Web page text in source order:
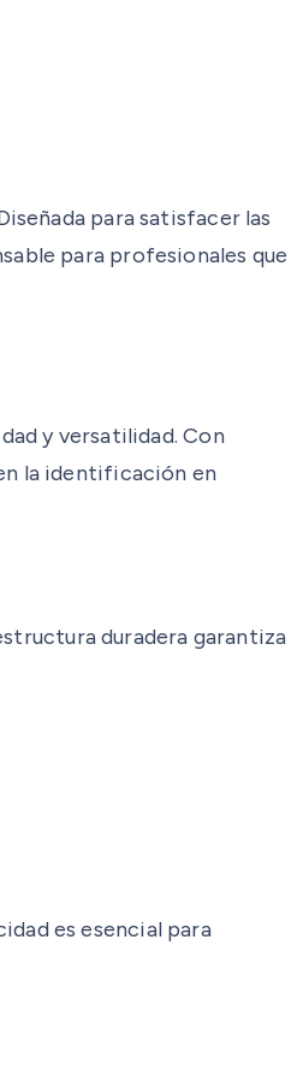
para satisfacer las
para profesionales que
y versatilidad. Con
la identificación en
duradera garantiza
es esencial para